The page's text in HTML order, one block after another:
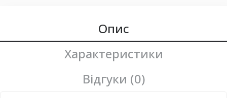
Опис
Характеристики
Відгуки (0)